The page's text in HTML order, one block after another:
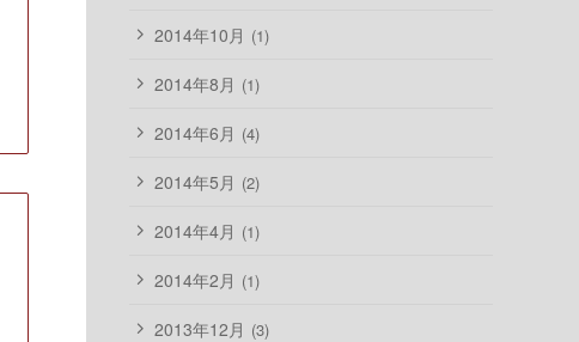
2014年10月 (1)
2014年8月 (1)
2014年6月 (4)
2014年5月 (2)
2014年4月 (1)
2014年2月 (1)
2013年12月 (3)